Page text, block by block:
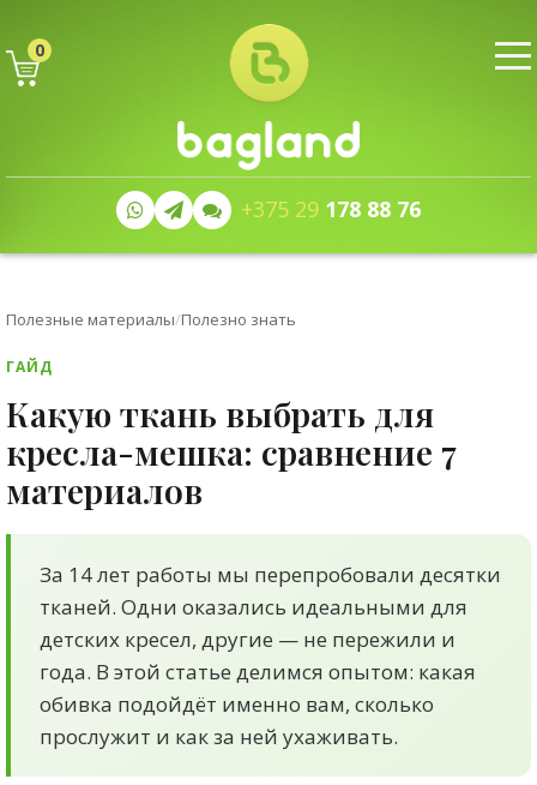
0
+375 29 178 88 76
Полезные материалы/Полезно знать
ГАЙД
Какую ткань выбрать для
кресла-мешка: сравнение 7
материалов
За 14 лет работы мы перепробовали десятки
тканей. Одни оказались идеальными для
детских кресел, другие — не пережили и
года. В этой статье делимся опытом: какая
обивка подойдёт именно вам, сколько
прослужит и как за ней ухаживать.